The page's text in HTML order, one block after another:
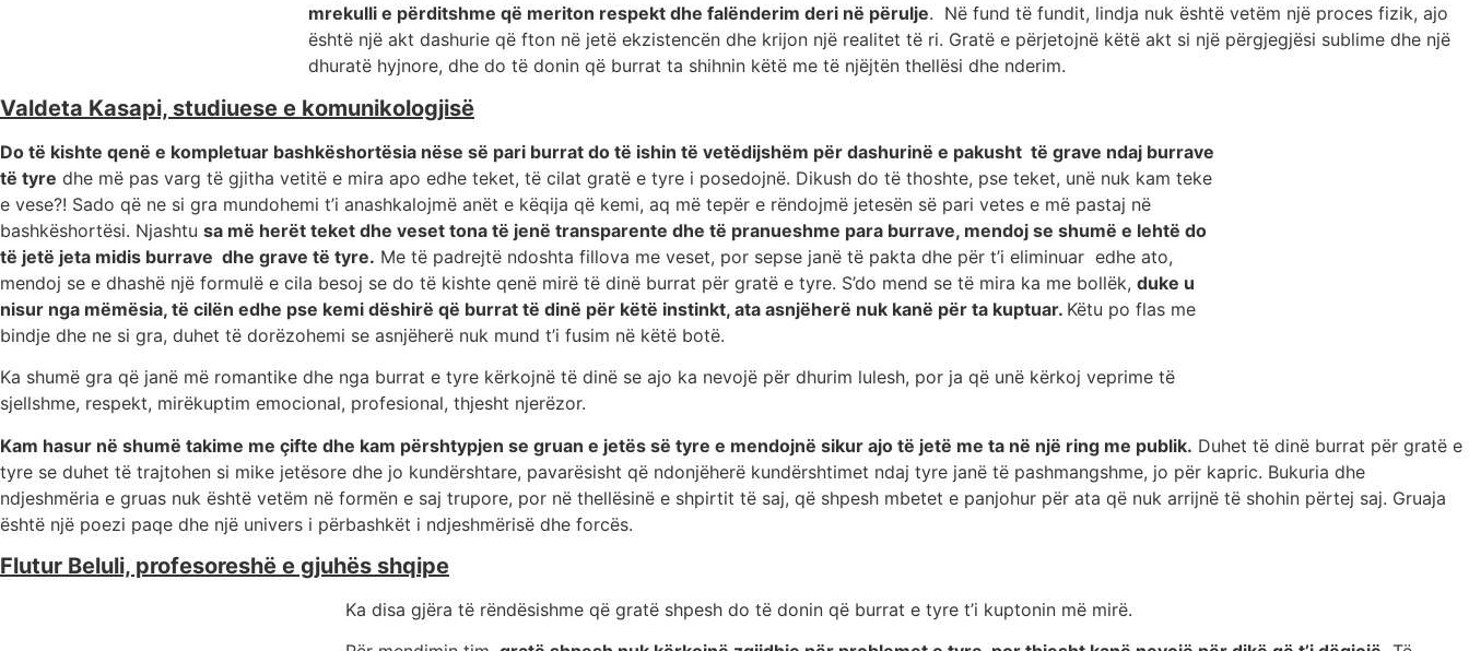
mrekulli e përditshme që meriton respekt dhe falënderim deri në përulje. Në fund të fundit, lindja nuk është vetëm një proces fizik, ajo
është një akt dashurie që fton në jetë ekzistencën dhe krijon një realitet të ri. Gratë e përjetojnë këtë akt si një përgjegjësi sublime dhe një
dhuratë hyjnore, dhe do të donin që burrat ta shihnin këtë me të njëjtën thellësi dhe nderim.
Valdeta Kasapi, studiuese e komunikologjisë
Do të kishte qenë e kompletuar bashkëshortësia nëse së pari burrat do të ishin të vetëdijshëm për dashurinë e pakusht të grave ndaj burrave
të tyre dhe më pas varg të gjitha vetitë e mira apo edhe teket, të cilat gratë e tyre i posedojnë. Dikush do të thoshte, pse teket, unë nuk kam teke
e vese?! Sado që ne si gra mundohemi t’i anashkalojmë anët e këqija që kemi, aq më tepër e rëndojmë jetesën së pari vetes e më pastaj në
bashkëshortësi. Njashtu sa më herët teket dhe veset tona të jenë transparente dhe të pranueshme para burrave, mendoj se shumë e lehtë do
të jetë jeta midis burrave dhe grave të tyre. Me të padrejtë ndoshta fillova me veset, por sepse janë të pakta dhe për t’i eliminuar edhe ato,
mendoj se e dhashë një formulë e cila besoj se do të kishte qenë mirë të dinë burrat për gratë e tyre. S’do mend se të mira ka me bollëk, duke u
nisur nga mëmësia, të cilën edhe pse kemi dëshirë që burrat të dinë për këtë instinkt, ata asnjëherë nuk kanë për ta kuptuar. Këtu po flas me
bindje dhe ne si gra, duhet të dorëzohemi se asnjëherë nuk mund t’i fusim në këtë botë.
Ka shumë gra që janë më romantike dhe nga burrat e tyre kërkojnë të dinë se ajo ka nevojë për dhurim lulesh, por ja që unë kërkoj veprime të
sjellshme, respekt, mirëkuptim emocional, profesional, thjesht njerëzor.
Kam hasur në shumë takime me çifte dhe kam përshtypjen se gruan e jetës së tyre e mendojnë sikur ajo të jetë me ta në një ring me publik. Duhet të dinë burrat për gratë e
tyre se duhet të trajtohen si mike jetësore dhe jo kundërshtare, pavarësisht që ndonjëherë kundërshtimet ndaj tyre janë të pashmangshme, jo për kapric. Bukuria dhe
ndjeshmëria e gruas nuk është vetëm në formën e saj trupore, por në thellësinë e shpirtit të saj, që shpesh mbetet e panjohur për ata që nuk arrijnë të shohin përtej saj. Gruaja
është një poezi paqe dhe një univers i përbashkët i ndjeshmërisë dhe forcës.
Flutur Beluli, profesoreshë e gjuhës shqipe
Ka disa gjëra të rëndësishme që gratë shpesh do të donin që burrat e tyre t’i kuptonin më mirë.